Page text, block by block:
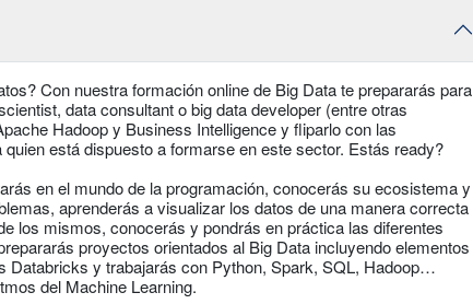
Con nuestra formación online de Big Data te prepararás para
data consultant o big data developer (entre otras
Hadoop y Business Intelligence y fliparlo con las
está dispuesto a formarse en este sector. Estás ready?
en el mundo de la programación, conocerás su ecosistema y
aprenderás a visualizar los datos de una manera correcta
los mismos, conocerás y pondrás en práctica las diferentes
proyectos orientados al Big Data incluyendo elementos
Databricks y trabajarás con Python, Spark, SQL, Hadoop…
del Machine Learning.